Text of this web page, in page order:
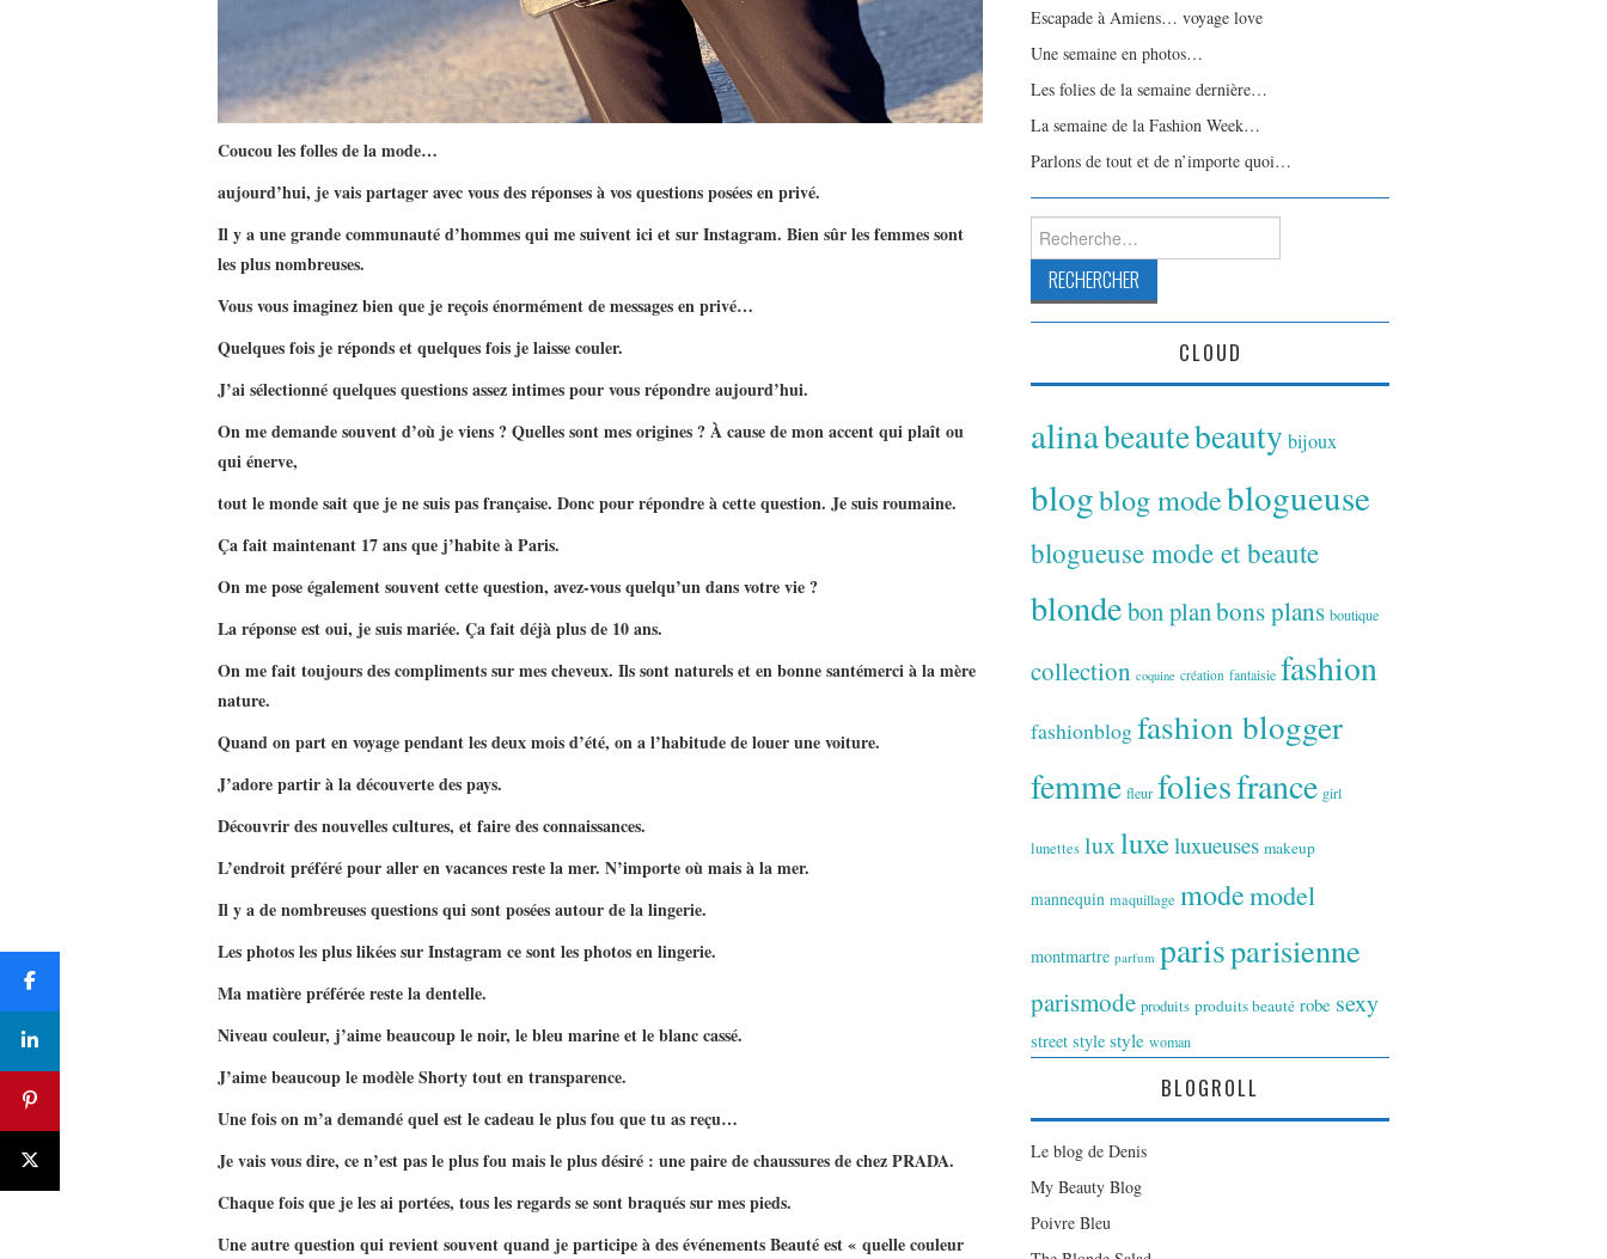
Coucou les folles de la mode…
aujourd’hui, je vais partager avec vous des réponses à vos questions posées en privé.
Il y a une grande communauté d’hommes qui me suivent ici et sur Instagram. Bien sûr les femmes sont
les plus nombreuses.
Vous vous imaginez bien que je reçois énormément de messages en privé…
Quelques fois je réponds et quelques fois je laisse couler.
J’ai sélectionné quelques questions assez intimes pour vous répondre aujourd’hui.
On me demande souvent d’où je viens ? Quelles sont mes origines ? À cause de mon accent qui plaît ou
qui énerve,
tout le monde sait que je ne suis pas française. Donc pour répondre à cette question. Je suis roumaine.
Ça fait maintenant 17 ans que j’habite à Paris.
On me pose également souvent cette question, avez-vous quelqu’un dans votre vie ?
La réponse est oui, je suis mariée. Ça fait déjà plus de 10 ans.
On me fait toujours des compliments sur mes cheveux. Ils sont naturels et en bonne santémerci à la mère
nature.
Quand on part en voyage pendant les deux mois d’été, on a l’habitude de louer une voiture.
J’adore partir à la découverte des pays.
Découvrir des nouvelles cultures, et faire des connaissances.
L’endroit préféré pour aller en vacances reste la mer. N’importe où mais à la mer.
Il y a de nombreuses questions qui sont posées autour de la lingerie.
Les photos les plus likées sur Instagram ce sont les photos en lingerie.
Ma matière préférée reste la dentelle.
Niveau couleur, j’aime beaucoup le noir, le bleu marine et le blanc cassé.
J’aime beaucoup le modèle Shorty tout en transparence.
Une fois on m’a demandé quel est le cadeau le plus fou que tu as reçu…
Je vais vous dire, ce n’est pas le plus fou mais le plus désiré : une paire de chaussures de chez PRADA.
Chaque fois que je les ai portées, tous les regards se sont braqués sur mes pieds.
Une autre question qui revient souvent quand je participe à des événements Beauté est « quelle couleur
Escapade à Amiens… voyage love
Une semaine en photos…
Les folies de la semaine dernière…
La semaine de la Fashion Week…
Parlons de tout et de n’importe quoi…
Rechercher :
CLOUD
alinabeautebeauty bijoux
blogblog modeblogueuse
blogueuse mode et beaute
blondebon planbons plans boutique
collection coquine création fantaisie fashion
fashionblogfashion blogger
femme fleur foliesfrance girl
lunettes luxluxeluxueuses makeup
mannequin maquillage modemodel
montmartre parfum parisparisienne
parismode produits produits beauté robe sexy
street style style woman
BLOGROLL
Le blog de Denis
My Beauty Blog
Poivre Bleu